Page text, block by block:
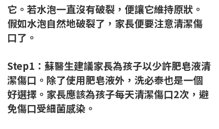
它。若水泡一直沒有破裂，便讓它維持原狀。
假如水泡自然地破裂了，家長便要注意清潔傷
口了。
Step1：蘇醫生建議家長為孩子以少許肥皂液清
潔傷口。除了使用肥皂液外，洗必泰也是一個
好選擇。家長應該為孩子每天清潔傷口2次，避
免傷口受細菌感染。